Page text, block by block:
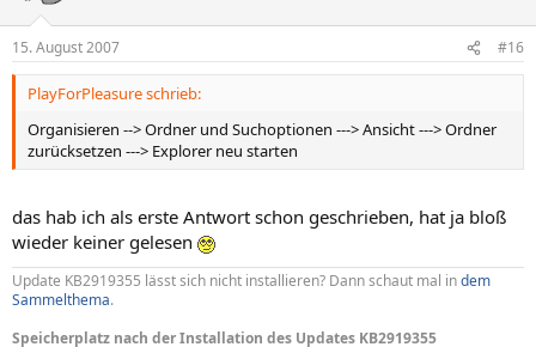
15. August 2007 #16
PlayForPleasure schrieb:
Organisieren --> Ordner und Suchoptionen ---> Ansicht ---> Ordner
zurücksetzen ---> Explorer neu starten
das hab ich als erste Antwort schon geschrieben, hat ja bloß
wieder keiner gelesen
Update KB2919355 lässt sich nicht installieren? Dann schaut mal indem
Sammelthema.
Speicherplatz nach der Installation des Updates KB2919355